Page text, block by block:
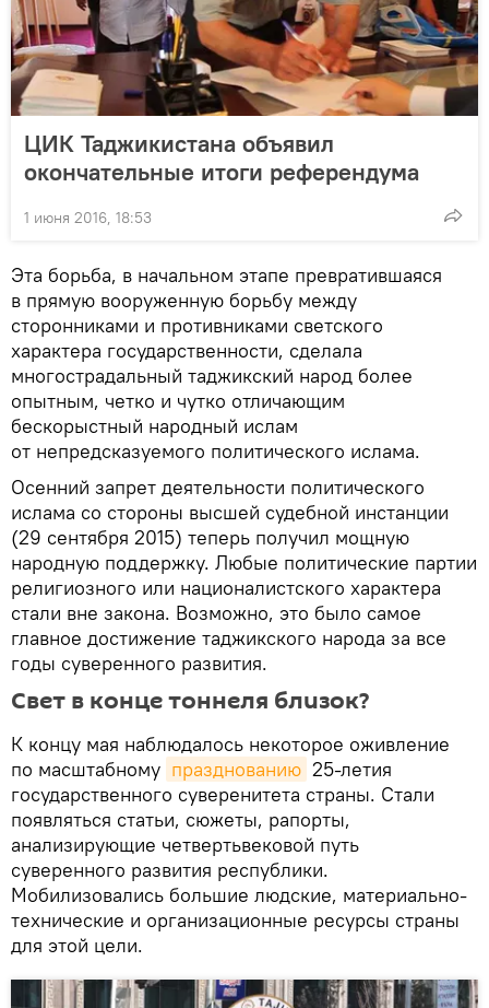
ЦИК Таджикистана объявил
окончательные итоги референдума
1 июня 2016, 18:53
Эта борьба, в начальном этапе превратившаяся
в прямую вооруженную борьбу между
сторонниками и противниками светского
характера государственности, сделала
многострадальный таджикский народ более
опытным, четко и чутко отличающим
бескорыстный народный ислам
от непредсказуемого политического ислама.
Осенний запрет деятельности политического
ислама со стороны высшей судебной инстанции
(29 сентября 2015) теперь получил мощную
народную поддержку. Любые политические партии
религиозного или националистского характера
стали вне закона. Возможно, это было самое
главное достижение таджикского народа за все
годы суверенного развития.
Свет в конце тоннеля близок?
К концу мая наблюдалось некоторое оживление
по масштабному празднованию 25-летия
государственного суверенитета страны. Стали
появляться статьи, сюжеты, рапорты,
анализирующие четвертьвековой путь
суверенного развития республики.
Мобилизовались большие людские, материально-
технические и организационные ресурсы страны
для этой цели.